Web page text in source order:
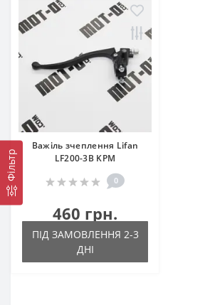
Фільтр
Важіль зчеплення Lifan
LF200-3B KPM
0
460 грн.
ПІД ЗАМОВЛЕННЯ 2-3
ДНІ